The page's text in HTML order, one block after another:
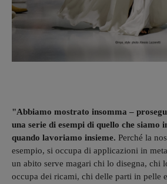
"Abbiamo mostrato insomma –
una serie di esempi di quello che siamo
quando lavoriamo insieme. Perché la
esempio, si occupa di applicazioni in
un abito serve magari chi lo disegna, chi
occupa dei ricami, chi delle parti in pelle